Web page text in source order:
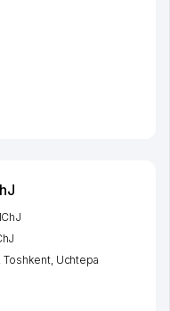
,Toshkent, Uchtepa